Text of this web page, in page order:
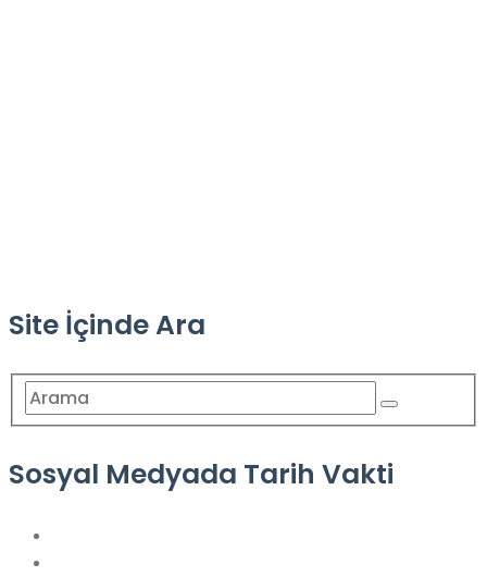
Site İçinde Ara
Sosyal Medyada Tarih Vakti